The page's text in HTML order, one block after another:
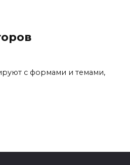
с формами и темами,